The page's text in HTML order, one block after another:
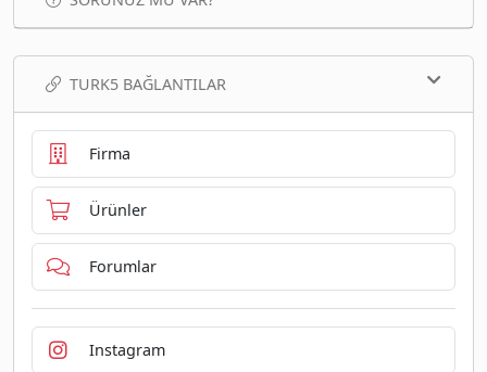
TURK5 BAĞLANTILAR
Firma
Ürünler
Forumlar
Instagram